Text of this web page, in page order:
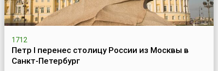
1712
Петр I перенес столицу России из Москвы в
Санкт-Петербург